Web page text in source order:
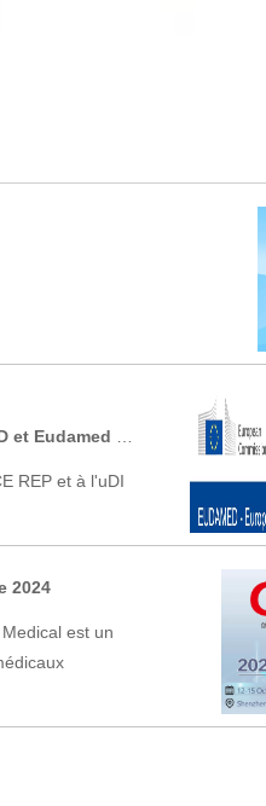
les produits médicaux clés
REP et à l'uDI
2024
est un